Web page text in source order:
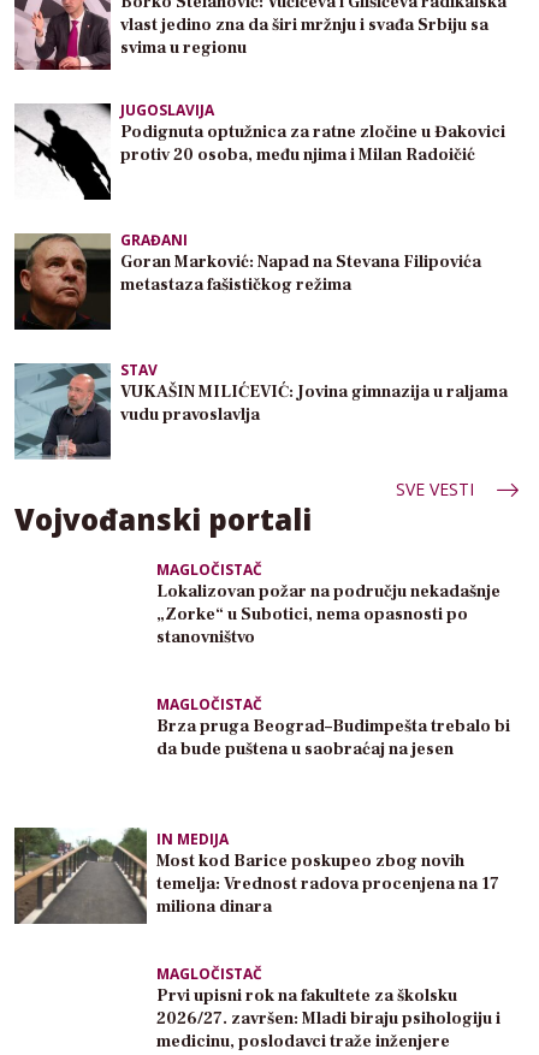
vlast jedino zna da širi mržnju i svađa Srbiju sa
svima u regionu
JUGOSLAVIJA
Podignuta optužnica za ratne zločine u Đakovici
protiv 20 osoba, među njima i Milan Radoičić
GRAĐANI
Goran Marković: Napad na Stevana Filipovića
metastaza fašističkog režima
STAV
VUKAŠIN MILIĆEVIĆ: Jovina gimnazija u raljama
vudu pravoslavlja
SVE VESTI
Vojvođanski portali
MAGLOČISTAČ
Lokalizovan požar na području nekadašnje
„Zorke“ u Subotici, nema opasnosti po
stanovništvo
MAGLOČISTAČ
Brza pruga Beograd–Budimpešta trebalo bi
da bude puštena u saobraćaj na jesen
IN MEDIJA
Most kod Barice poskupeo zbog novih
temelja: Vrednost radova procenjena na 17
miliona dinara
MAGLOČISTAČ
Prvi upisni rok na fakultete za školsku
2026/27. završen: Mladi biraju psihologiju i
medicinu, poslodavci traže inženjere